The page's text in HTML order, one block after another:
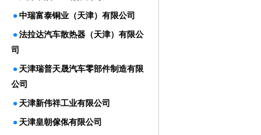
· 中瑞富泰铜业（天津）有限公司
· 法拉达汽车散热器（天津）有限公
司
· 天津瑞普天晟汽车零部件制造有限
公司
· 天津新伟祥工业有限公司
· 天津皇朝傢俬有限公司